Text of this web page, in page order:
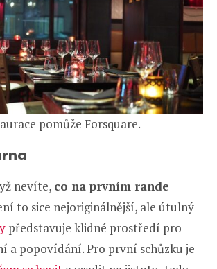
pomůže Forsquare.
nevíte, co na prvním rande
to sice nejoriginálnější, ale útulný
představuje klidné prostředí pro
a popovídání. Pro první schůzku je